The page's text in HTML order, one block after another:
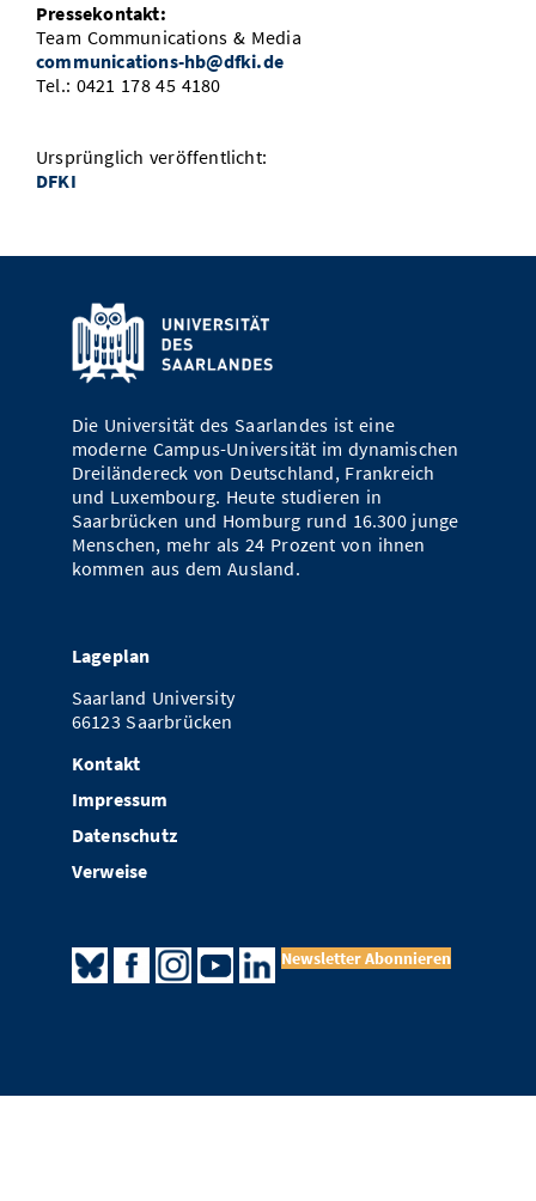
Pressekontakt:
Team Communications & Media
communications-hb@dfki.de
Tel.: 0421 178 45 4180
Ursprünglich veröffentlicht:
DFKI
Die Universität des Saarlandes ist eine
moderne Campus-Universität im dynamischen
Dreiländereck von Deutschland, Frankreich
und Luxembourg. Heute studieren in
Saarbrücken und Homburg rund 16.300 junge
Menschen, mehr als 24 Prozent von ihnen
kommen aus dem Ausland.
Lageplan
Saarland University
66123 Saarbrücken
Kontakt
Impressum
Datenschutz
Verweise
Newsletter Abonnieren